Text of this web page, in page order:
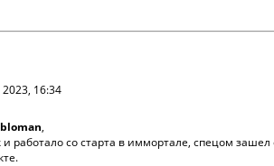
16:34
,
и работало со старта в иммортале, спецом